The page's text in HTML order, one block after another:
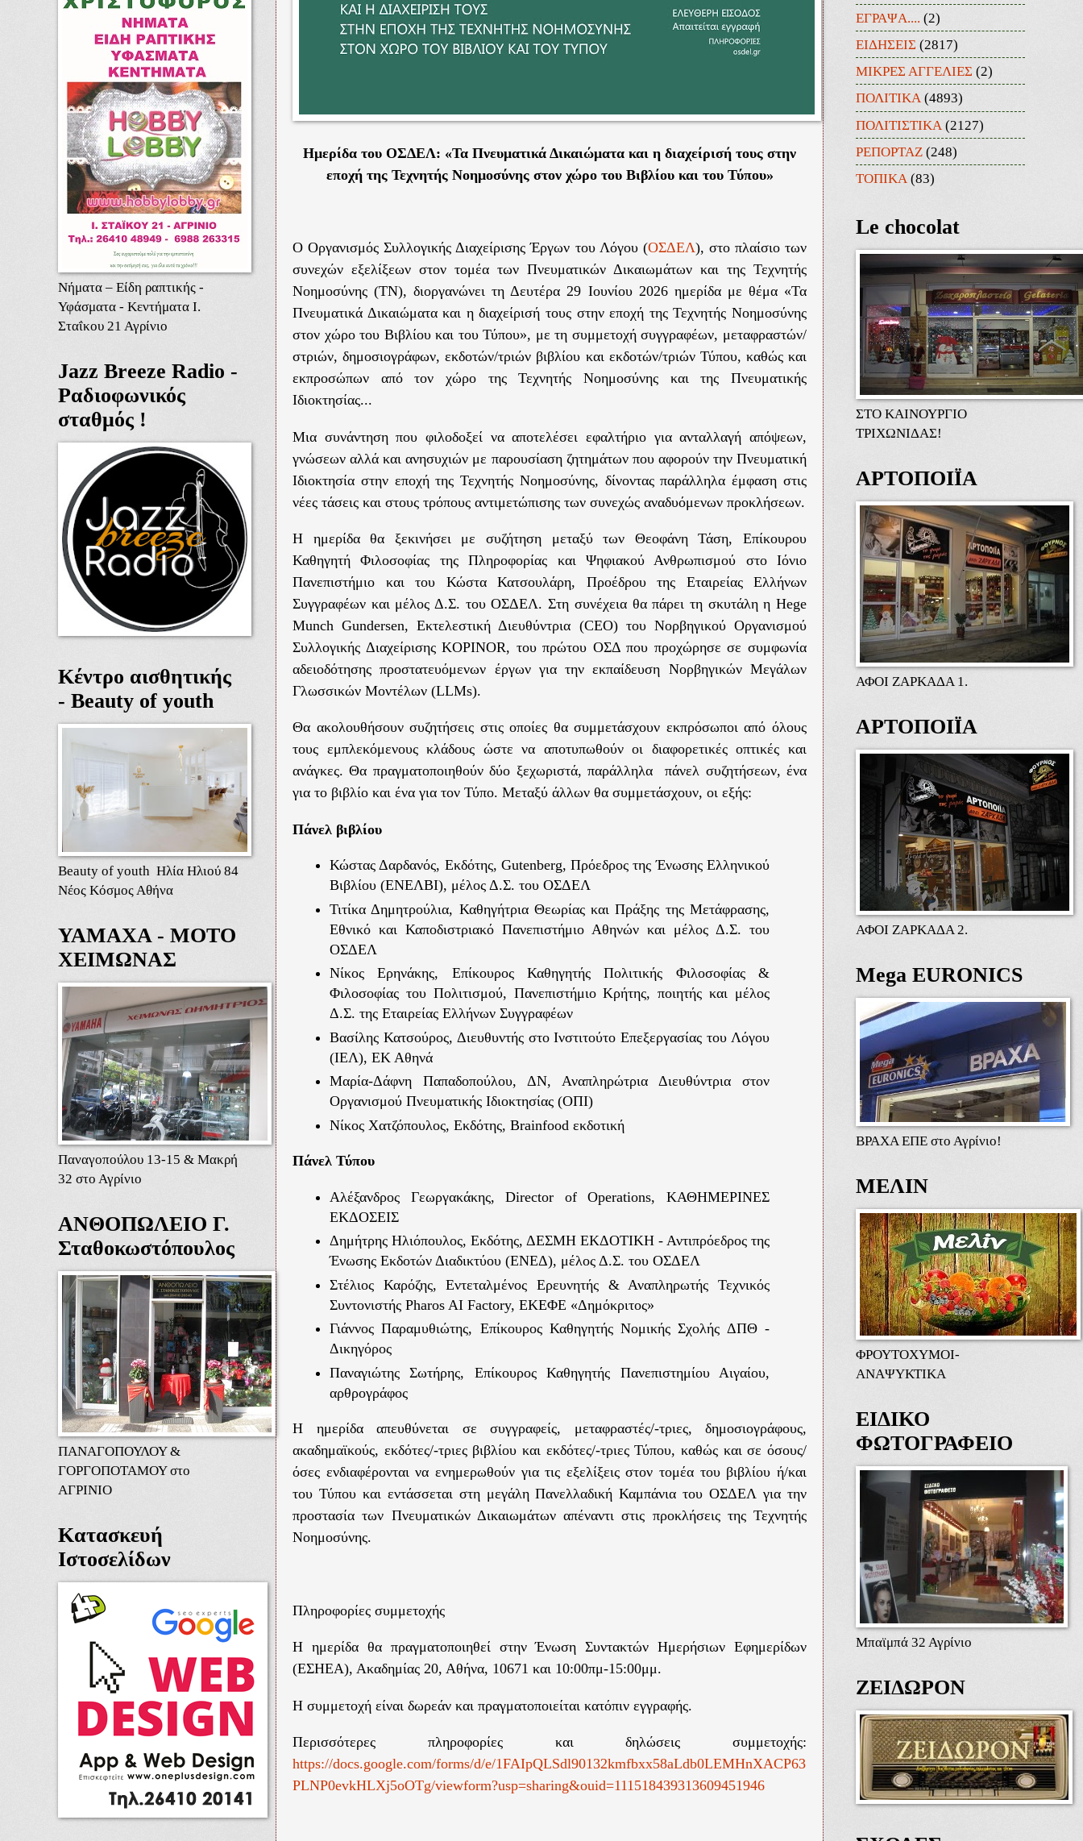
Ημερίδα του ΟΣΔΕΛ: «Τα Πνευματικά Δικαιώματα και η διαχείρισή τους στην
εποχή της Τεχνητής Νοημοσύνης στον χώρο του Βιβλίου και του Τύπου»
Ο Οργανισμός Συλλογικής Διαχείρισης Έργων του Λόγου (ΟΣΔΕΛ), στο πλαίσιο των
συνεχών εξελίξεων στον τομέα των Πνευματικών Δικαιωμάτων και της Τεχνητής
Νοημοσύνης (ΤΝ), διοργανώνει τη Δευτέρα 29 Ιουνίου 2026 ημερίδα με θέμα «Τα
Πνευματικά Δικαιώματα και η διαχείρισή τους στην εποχή της Τεχνητής Νοημοσύνης
στον χώρο του Βιβλίου και του Τύπου», με τη συμμετοχή συγγραφέων, μεταφραστών/
στριών, δημοσιογράφων, εκδοτών/τριών βιβλίου και εκδοτών/τριών Τύπου, καθώς και
εκπροσώπων από τον χώρο της Τεχνητής Νοημοσύνης και της Πνευματικής
Ιδιοκτησίας...
Μια συνάντηση που φιλοδοξεί να αποτελέσει εφαλτήριο για ανταλλαγή απόψεων,
γνώσεων αλλά και ανησυχιών με παρουσίαση ζητημάτων που αφορούν την Πνευματική
Ιδιοκτησία στην εποχή της Τεχνητής Νοημοσύνης, δίνοντας παράλληλα έμφαση στις
νέες τάσεις και στους τρόπους αντιμετώπισης των συνεχώς αναδυόμενων προκλήσεων.
Η ημερίδα θα ξεκινήσει με συζήτηση μεταξύ των Θεοφάνη Τάση, Επίκουρου
Καθηγητή Φιλοσοφίας της Πληροφορίας και Ψηφιακού Ανθρωπισμού στο Ιόνιο
Πανεπιστήμιο και του Κώστα Κατσουλάρη, Προέδρου της Εταιρείας Ελλήνων
Συγγραφέων και μέλος Δ.Σ. του ΟΣΔΕΛ. Στη συνέχεια θα πάρει τη σκυτάλη η Hege
Munch Gundersen, Εκτελεστική Διευθύντρια (CEO) του Νορβηγικού Οργανισμού
Συλλογικής Διαχείρισης KOPINOR, του πρώτου ΟΣΔ που προχώρησε σε συμφωνία
αδειοδότησης προστατευόμενων έργων για την εκπαίδευση Νορβηγικών Μεγάλων
Γλωσσικών Μοντέλων (LLMs).
Θα ακολουθήσουν συζητήσεις στις οποίες θα συμμετάσχουν εκπρόσωποι από όλους
τους εμπλεκόμενους κλάδους ώστε να αποτυπωθούν οι διαφορετικές οπτικές και
ανάγκες. Θα πραγματοποιηθούν δύο ξεχωριστά, παράλληλα πάνελ συζητήσεων, ένα
για το βιβλίο και ένα για τον Τύπο. Μεταξύ άλλων θα συμμετάσχουν, οι εξής:
Πάνελ βιβλίου
Κώστας Δαρδανός, Εκδότης, Gutenberg, Πρόεδρος της Ένωσης Ελληνικού
Βιβλίου (ΕΝΕΛΒΙ), μέλος Δ.Σ. του ΟΣΔΕΛ
Τιτίκα Δημητρούλια, Καθηγήτρια Θεωρίας και Πράξης της Μετάφρασης,
Εθνικό και Καποδιστριακό Πανεπιστήμιο Αθηνών και μέλος Δ.Σ. του
ΟΣΔΕΛ
Νίκος Ερηνάκης, Επίκουρος Καθηγητής Πολιτικής Φιλοσοφίας &
Φιλοσοφίας του Πολιτισμού, Πανεπιστήμιο Κρήτης, ποιητής και μέλος
Δ.Σ. της Εταιρείας Ελλήνων Συγγραφέων
Βασίλης Κατσούρος, Διευθυντής στο Ινστιτούτο Επεξεργασίας του Λόγου
(ΙΕΛ), ΕΚ Αθηνά
Μαρία-Δάφνη Παπαδοπούλου, ΔΝ, Αναπληρώτρια Διευθύντρια στον
Οργανισμού Πνευματικής Ιδιοκτησίας (ΟΠΙ)
Νίκος Χατζόπουλος, Εκδότης, Brainfood εκδοτική
Πάνελ Τύπου
Αλέξανδρος Γεωργακάκης, Director of Operations, ΚΑΘΗΜΕΡΙΝΕΣ
ΕΚΔΟΣΕΙΣ
Δημήτρης Ηλιόπουλος, Εκδότης, ΔΕΣΜΗ ΕΚΔΟΤΙΚΗ - Αντιπρόεδρος της
Ένωσης Εκδοτών Διαδικτύου (ΕΝΕΔ), μέλος Δ.Σ. του ΟΣΔΕΛ
Στέλιος Καρόζης, Εντεταλμένος Ερευνητής & Αναπληρωτής Τεχνικός
Συντονιστής Pharos AI Factory, ΕΚΕΦΕ «Δημόκριτος»
Γιάννος Παραμυθιώτης, Επίκουρος Καθηγητής Νομικής Σχολής ΔΠΘ -
Δικηγόρος
Παναγιώτης Σωτήρης, Επίκουρος Καθηγητής Πανεπιστημίου Αιγαίου,
αρθρογράφος
Η ημερίδα απευθύνεται σε συγγραφείς, μεταφραστές/-τριες, δημοσιογράφους,
ακαδημαϊκούς, εκδότες/-τριες βιβλίου και εκδότες/-τριες Τύπου, καθώς και σε όσους/
όσες ενδιαφέρονται να ενημερωθούν για τις εξελίξεις στον τομέα του βιβλίου ή/και
του Τύπου και εντάσσεται στη μεγάλη Πανελλαδική Καμπάνια του ΟΣΔΕΛ για την
προστασία των Πνευματικών Δικαιωμάτων απέναντι στις προκλήσεις της Τεχνητής
Νοημοσύνης.
Πληροφορίες συμμετοχής
Η ημερίδα θα πραγματοποιηθεί στην Ένωση Συντακτών Ημερήσιων Εφημερίδων
(ΕΣΗΕΑ), Ακαδημίας 20, Αθήνα, 10671 και 10:00πμ-15:00μμ.
Η συμμετοχή είναι δωρεάν και πραγματοποιείται κατόπιν εγγραφής.
Περισσότερες πληροφορίες και δηλώσεις συμμετοχής:
https://docs.google.com/forms/d/e/1FAIpQLSdl90132kmfbxx58aLdb0LEMHnXACP63
PLNP0evkHLXj5oOTg/viewform?usp=sharing&ouid=111518439313609451946
Νήματα – Είδη ραπτικής -
Υφάσματα - Κεντήματα Ι.
Σταΐκου 21 Αγρίνιο
Jazz Breeze Radio -
Ραδιοφωνικός
σταθμός !
Κέντρο αισθητικής
- Beauty of youth
Beauty of youth Ηλία Ηλιού 84
Νέος Κόσμος Αθήνα
ΥΑΜΑΧΑ - ΜΟΤΟ
ΧΕΙΜΩΝΑΣ
Παναγοπούλου 13-15 & Μακρή
32 στο Αγρίνιο
ΑΝΘΟΠΩΛΕΙΟ Γ.
Σταθοκωστόπουλος
ΠΑΝΑΓΟΠΟΥΛΟΥ &
ΓΟΡΓΟΠΟΤΑΜΟΥ στο
ΑΓΡΙΝΙΟ
Κατασκευή
Ιστοσελίδων
ΕΓΡΑΨΑ.... (2)
ΕΙΔΗΣΕΙΣ (2817)
ΜΙΚΡΕΣ ΑΓΓΕΛΙΕΣ (2)
ΠΟΛΙΤΙΚΑ (4893)
ΠΟΛΙΤΙΣΤΙΚΑ (2127)
ΡΕΠΟΡΤΑΖ (248)
ΤΟΠΙΚΑ (83)
Le chocolat
ΣΤΟ ΚΑΙΝΟΥΡΓΙΟ
ΤΡΙΧΩΝΙΔΑΣ!
ΑΡΤΟΠΟΙΪΑ
ΑΦΟΙ ΖΑΡΚΑΔΑ 1.
ΑΡΤΟΠΟΙΪΑ
ΑΦΟΙ ΖΑΡΚΑΔΑ 2.
Mega EURONICS
ΒΡΑΧΑ ΕΠΕ στο Αγρίνιο!
ΜΕΛΙΝ
ΦΡΟΥΤΟΧΥΜΟΙ-
ΑΝΑΨΥΚΤΙΚΑ
ΕΙΔΙΚΟ
ΦΩΤΟΓΡΑΦΕΙΟ
Μπαϊμπά 32 Αγρίνιο
ΖΕΙΔΩΡΟΝ